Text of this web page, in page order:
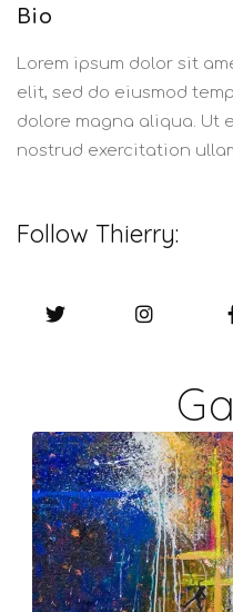
Bio
Lorem ipsum dolor sit
elit, sed do eiusmod
dolore magna aliqua. Ut
nostrud exercitation
Follow Thierry: